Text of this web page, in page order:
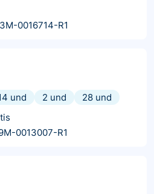
0016714-R1
und 2 und
28 und
0013007-R1